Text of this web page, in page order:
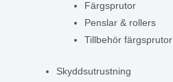
Färgsprutor
Penslar & rollers
Tillbehör färgsprutor
Skyddsutrustning